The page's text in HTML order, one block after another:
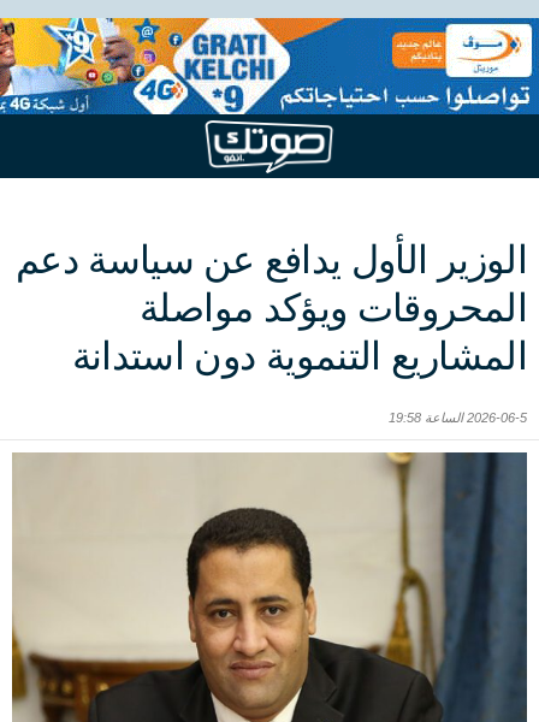
الوزير الأول يدافع عن سياسة دعم
المحروقات ويؤكد مواصلة
المشاريع التنموية دون استدانة
2026-06-5 الساعة 19:58